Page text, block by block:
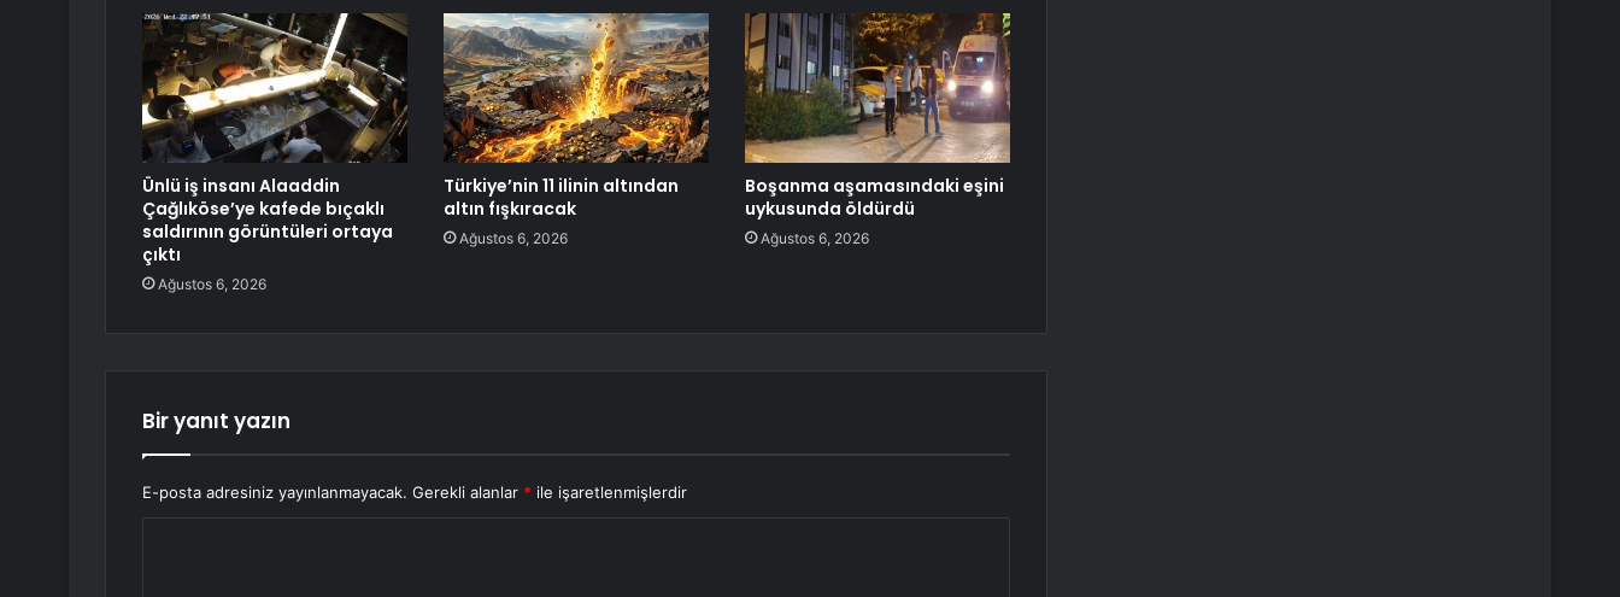
Ünlü iş insanı Alaaddin
Çağlıköse’ye kafede bıçaklı
saldırının görüntüleri ortaya
çıktı
Ağustos 6, 2026
Türkiye’nin 11 ilinin altından
altın fışkıracak
Ağustos 6, 2026
Boşanma aşamasındaki eşini
uykusunda öldürdü
Ağustos 6, 2026
Bir yanıt yazın
E-posta adresiniz yayınlanmayacak. Gerekli alanlar * ile işaretlenmişlerdir